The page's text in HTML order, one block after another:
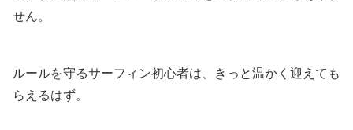
せん。
ルールを守るサーフィン初心者は、きっと温かく迎えても
らえるはず。